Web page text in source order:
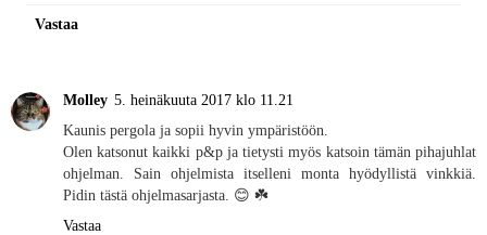
Vastaa
Molley 5. heinäkuuta 2017 klo 11.21
Kaunis pergola ja sopii hyvin ympäristöön.
Olen katsonut kaikki p&p ja tietysti myös katsoin tämän pihajuhlat
ohjelman. Sain ohjelmista itselleni monta hyödyllistä vinkkiä.
Pidin tästä ohjelmasarjasta. 😊 ☘️
Vastaa